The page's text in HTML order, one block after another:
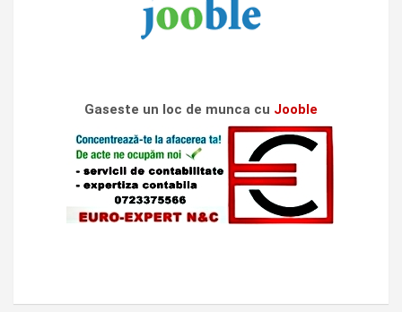
Gaseste un loc de munca cu Jooble